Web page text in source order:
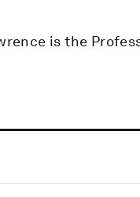
is the